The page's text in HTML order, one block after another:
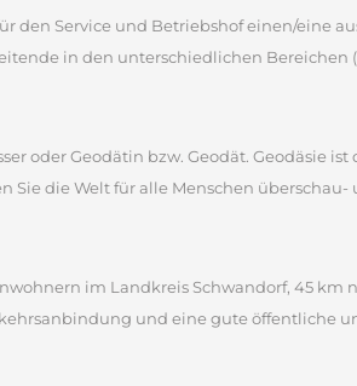
Service und Betriebshof einen/eine
in den unterschiedlichen Bereichen
oder Geodätin bzw. Geodät. Geodäsie
die Welt für alle Menschen überschau-
im Landkreis Schwandorf, 45 km
und eine gute öffentliche